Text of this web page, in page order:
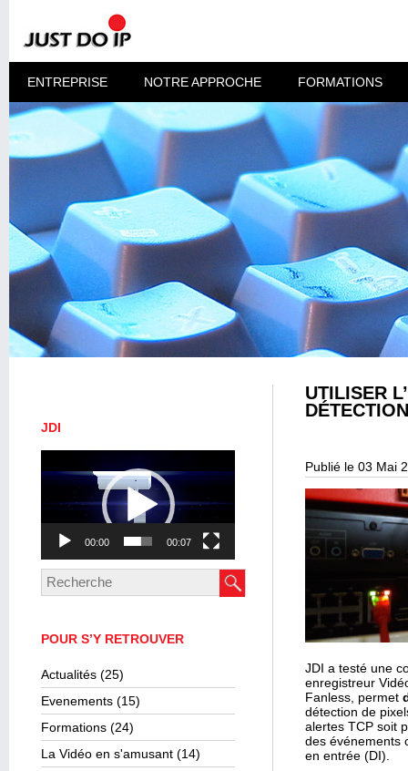
ENTREPRISE NOTRE APPROCHE FORMATIONS
JDI
vidéo
00:00 00:07
POUR S’Y RETROUVER
Actualités (25)
Evenements (15)
Formations (24)
La Vidéo en s'amusant (14)
UTILISER
Publié le 03 Mai
JDI a testé une
enregistreur
Fanless, permet
détection de
alertes TCP soit
des événements
en entrée (DI).